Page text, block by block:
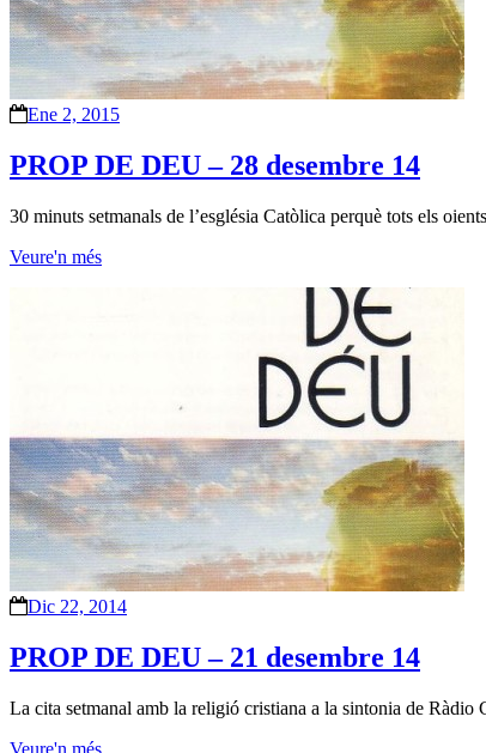
Ene 2, 2015
PROP DE DEU – 28 desembre 14
30 minuts setmanals de l’església Catòlica perquè tots els
Veure'n més
Dic 22, 2014
PROP DE DEU – 21 desembre 14
La cita setmanal amb la religió cristiana a la sintonia de Ràdio
Veure'n més